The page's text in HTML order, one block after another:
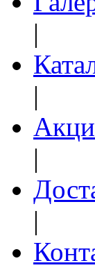
|
|
|
|